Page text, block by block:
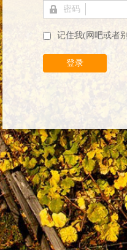
密码
记住我(网吧或者
登录